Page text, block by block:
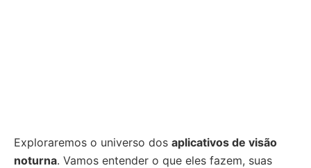
Exploraremos o universo dos aplicativos de visão
noturna. Vamos entender o que eles fazem, suas